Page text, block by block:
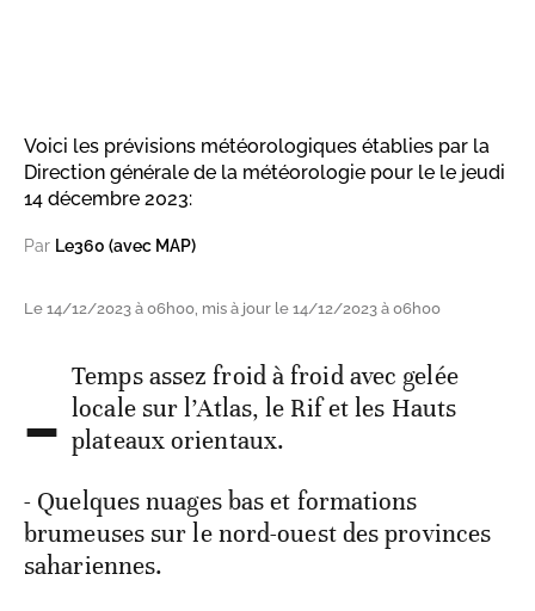
Voici les prévisions météorologiques établies par la
Direction générale de la météorologie pour le le jeudi
14 décembre 2023:
Par Le360 (avec MAP)
Le 14/12/2023 à 06h00, mis à jour le 14/12/2023 à 06h00
- Temps assez froid à froid avec gelée
locale sur l’Atlas, le Rif et les Hauts
plateaux orientaux.
- Quelques nuages bas et formations
brumeuses sur le nord-ouest des provinces
sahariennes.